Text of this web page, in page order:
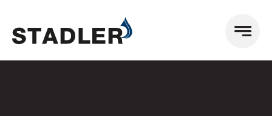
Inhalt
springen